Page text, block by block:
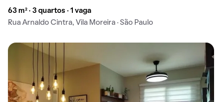
63 m² · 3 quartos · 1 vaga
Rua Arnaldo Cintra, Vila Moreira · São Paulo